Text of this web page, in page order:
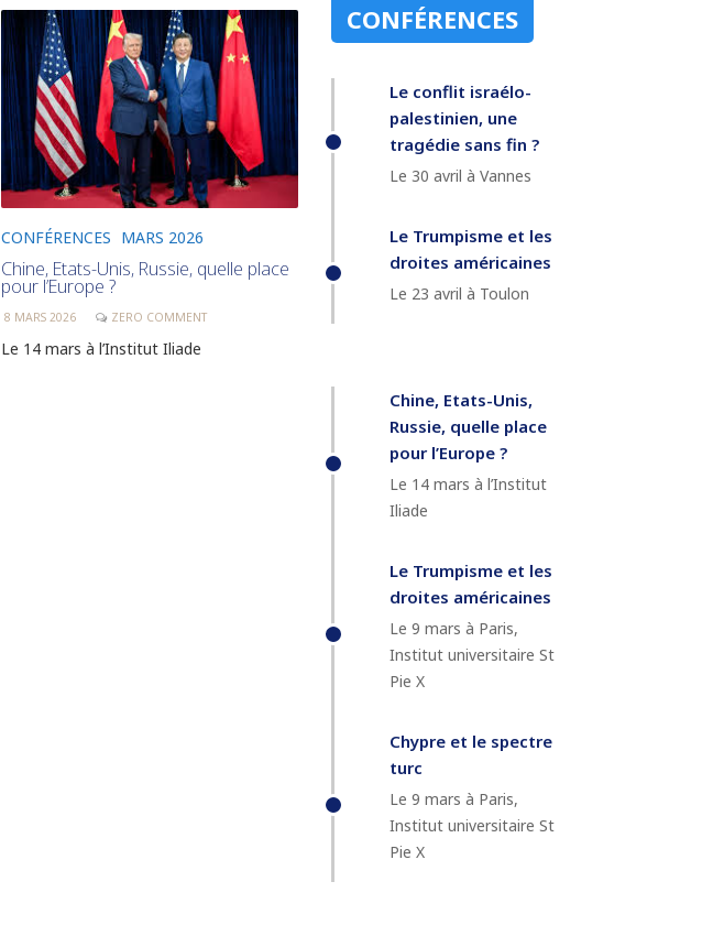
CONFÉRENCES MARS 2026
Chine, Etats-Unis, Russie, quelle place
pour l’Europe ?
8 MARS 2026 ZERO COMMENT
Le 14 mars à l’Institut Iliade
CONFÉRENCES
Le conflit israélo-
palestinien, une
tragédie sans fin ?
Le 30 avril à Vannes
Le Trumpisme et les
droites américaines
Le 23 avril à Toulon
Chine, Etats-Unis,
Russie, quelle place
pour l’Europe ?
Le 14 mars à l’Institut
Iliade
Le Trumpisme et les
droites américaines
Le 9 mars à Paris,
Institut universitaire St
Pie X
Chypre et le spectre
turc
Le 9 mars à Paris,
Institut universitaire St
Pie X